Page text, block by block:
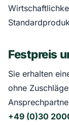
Festpreis
Sie erhalten
ohne
+49 (0)30